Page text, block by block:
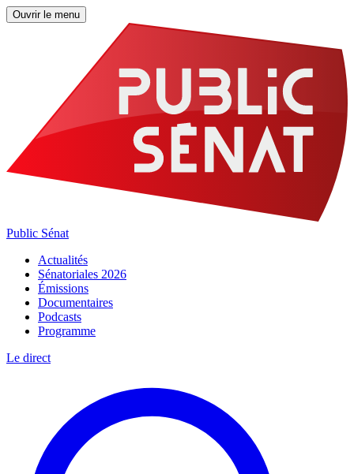
Ouvrir le menu
Public Sénat
Actualités
Sénatoriales 2026
Émissions
Documentaires
Podcasts
Programme
Le direct